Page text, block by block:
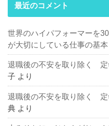
最近のコメント
世界のハイパフォーマーを
が大切にしている仕事の基本
退職後の不安を取り除く 定
子 より
退職後の不安を取り除く 定
典 より